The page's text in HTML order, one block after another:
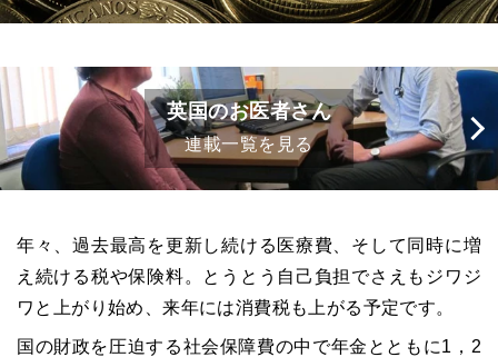
英国のお医者さん
連載一覧を見る
年々、過去最高を更新し続ける医療費、そして同時に増
え続ける税や保険料。とうとう自己負担でさえもジワジ
ワと上がり始め、来年には消費税も上がる予定です。
国の財政を圧迫する社会保障費の中で年金とともに1，2